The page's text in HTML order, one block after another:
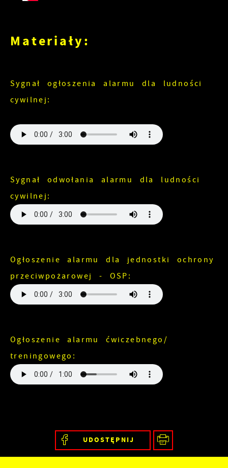
Materiały:
Sygnał ogłoszenia alarmu dla ludności
cywilnej:
Sygnał odwołania alarmu dla ludności
cywilnej:
Ogłoszenie alarmu dla jednostki ochrony
przeciwpożarowej - OSP:
Ogłoszenie alarmu ćwiczebnego/
treningowego:
UDOSTĘPNIJ